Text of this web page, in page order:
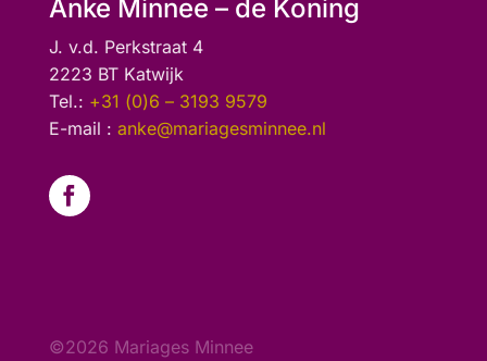
Anke Minnee – de Koning
J. v.d. Perkstraat 4
2223 BT Katwijk
Tel.: +31 (0)6 – 3193 9579
E-mail : anke@mariagesminnee.nl
©2026 Mariages Minnee